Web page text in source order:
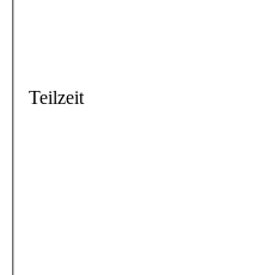
Teilzeit